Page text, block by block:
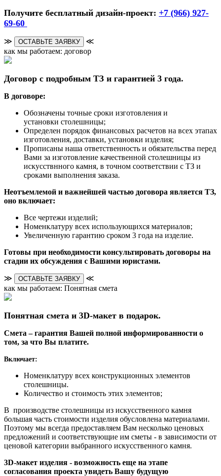
Получите бесплатный дизайн-проект: +7 (966) 927-
69-60
≫ ОСТАВЬТЕ ЗАЯВКУ
≪
как мы работаем: договор
Договор с подробным ТЗ и гарантией 3 года.
В договоре:
Обозначены точные сроки изготовления и
установки столешницы;
Определен порядок финансовых расчетов на всех этапах
изготовления, доставки, установки изделия;
Прописаны наша ответственность и обязательства перед
Вами за изготовление качественной столешницы из
искусствнного камня, в точном соответствии с ТЗ и
сроками выполнения заказа.
Неотъемлемой и важнейшей частью договора является ТЗ,
оно включает:
Все чертежи изделий;
Номенклатуру всех использующихся материалов;
Увеличенную гарантию сроком 3 года на изделие.
Готовы при необходимости консультировать договоры на
стадии их обсуждения с Вашими юристами.
≫ ОСТАВЬТЕ ЗАЯВКУ
≪
как мы работаем: Понятная смета
Понятная смета и 3D-макет в подарок.
Смета – гарантия Вашей полной информированности о
том, за что Вы платите.
Включает:
Номенклатуру всех конструкционных элементов
столешницы.
Количество и стоимость этих элементов;
В производстве столешницы из искусственного камня
большая часть стоимости изделия обусловлена материалами.
Поэтому мы всегда предоставляем Вам несколько ценовых
предложений и соответствующие им сметы - в зависимости от
ценовой категории выбранного искусственного камня.
3D-макет изделия - возможность еще на этапе
согласования проекта увидеть Вашу будущую